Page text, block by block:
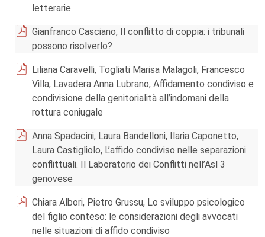
letterarie
Gianfranco Casciano, Il conflitto di coppia: i tribunali
possono risolverlo?
Liliana Caravelli, Togliati Marisa Malagoli, Francesco
Villa, Lavadera Anna Lubrano, Affidamento condiviso e
condivisione della genitorialità all’indomani della
rottura coniugale
Anna Spadacini, Laura Bandelloni, Ilaria Caponetto,
Laura Castigliolo, L’affido condiviso nelle separazioni
conflittuali. Il Laboratorio dei Conflitti nell’Asl 3
genovese
Chiara Albori, Pietro Grussu, Lo sviluppo psicologico
del figlio conteso: le considerazioni degli avvocati
nelle situazioni di affido condiviso